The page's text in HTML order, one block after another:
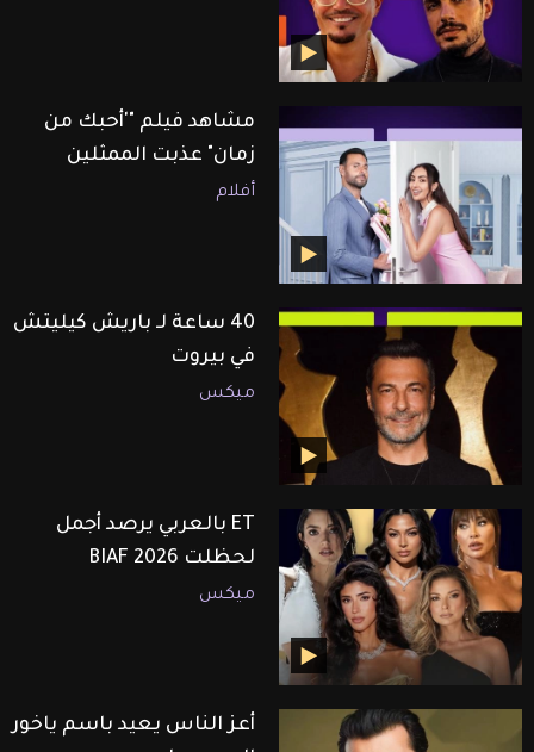
مشاهد فيلم "'أحبك من
زمان" عذبت الممثلين
أفلام
40 ساعة لـ باريش كيليتش
في بيروت
ميكس
ET بالعربي يرصد أجمل
لحظلت BIAF 2026
ميكس
أعز الناس يعيد باسم ياخور